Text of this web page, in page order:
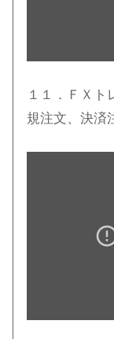
１１．ＦＸ
規注文、決済